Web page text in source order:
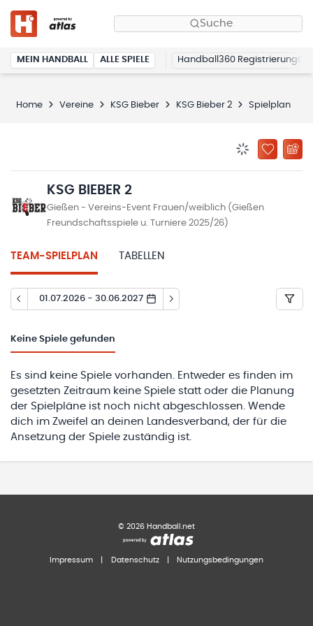
Suche
MEIN HANDBALL ALLE SPIELE Handball360 Registrierung
Home Vereine KSG Bieber KSG Bieber 2 Spielplan
ZU
KSG BIEBER 2
Gießen - Vereins-Event Frauen/weiblich (Gießen
Freundschaftsspiele u. Turniere 2025/26)
TEAM-SPIELPLAN TABELLEN
01.07.2026 - 30.06.2027
Keine Spiele gefunden
Es sind keine Spiele vorhanden. Entweder es finden im
gesetzten Zeitraum keine Spiele statt oder die Planung
der Spielpläne ist noch nicht abgeschlossen. Wende
dich im Zweifel an deinen Landesverband, der für die
Ansetzung der Spiele zuständig ist.
© 2026 Handball.net
Impressum Datenschutz Nutzungsbedingungen